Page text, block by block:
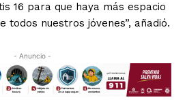
16 para que haya más espacio
nuestros jóvenes”, añadió.
- Anuncio -